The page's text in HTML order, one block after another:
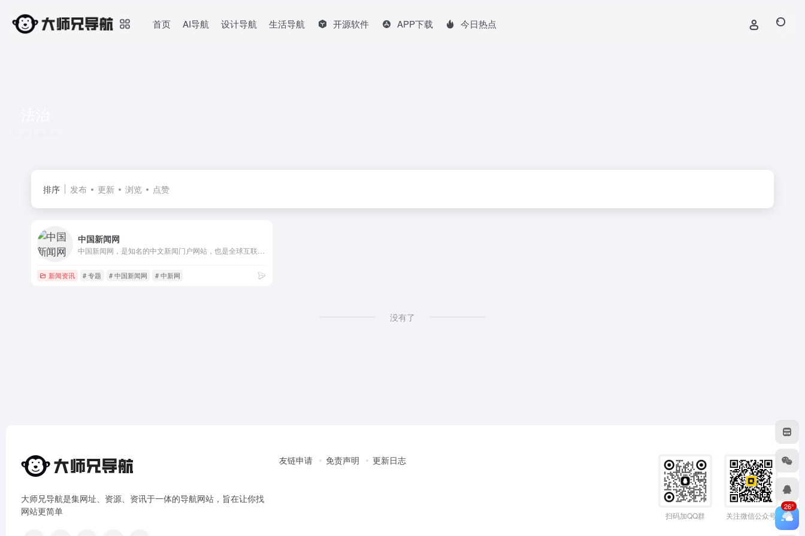
首页 AI导航 设计导航 生活导航 开源软件 APP下载 今日热点
排序 发布 更新 浏览 点赞
中国新闻网
新闻资讯 # 专题 # 中国新闻网 # 中新网
没有了
大师兄导航是集网址、资源、资讯于一体的导航网站，旨在让你找
网站更简单
友链申请 免责声明 更新日志
扫码加QQ群 关注微信公众号
26°